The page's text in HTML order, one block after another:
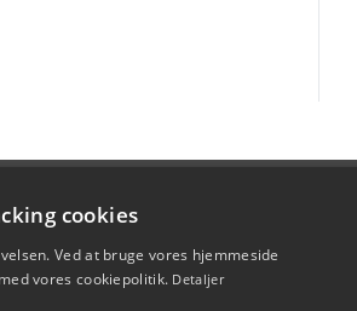
cookies
Ved at bruge vores hjemmeside
vores cookiepolitik. Detaljer